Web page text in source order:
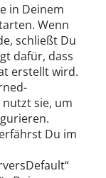
in Deinem
Wenn
schließt Du
dafür, dass
erstellt wird.
sie, um
Du im